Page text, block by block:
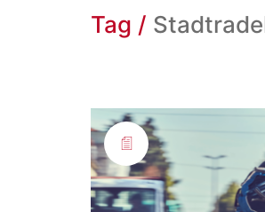
Tag /